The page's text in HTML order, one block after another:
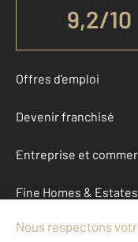
9,2/10
Offres d'emploi
Devenir franchisé
Entreprise et
Fine Homes & Estates
À propos